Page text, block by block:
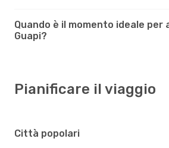
Quando è il momento ideale per
Guapi?
Pianificare il viaggio
Città popolari